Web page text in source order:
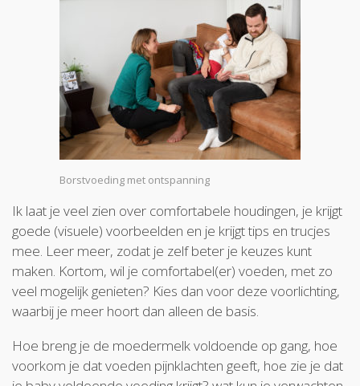
Borstvoeding met ontspanning
Ik laat je veel zien over comfortabele houdingen, je krijgt
goede (visuele) voorbeelden en je krijgt tips en trucjes
mee. Leer meer, zodat je zelf beter je keuzes kunt
maken. Kortom, wil je comfortabel(er) voeden, met zo
veel mogelijk genieten? Kies dan voor deze voorlichting,
waarbij je meer hoort dan alleen de basis.
Hoe breng je de moedermelk voldoende op gang, hoe
voorkom je dat voeden pijnklachten geeft, hoe zie je dat